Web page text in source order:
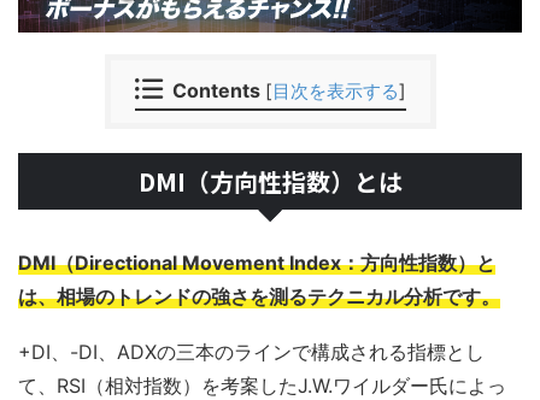
Contents [目次を表示する]
DMI（方向性指数）とは
DMI（Directional Movement Index：方向性指数）と
は、相場のトレンドの強さを測るテクニカル分析です。
+DI、-DI、ADXの三本のラインで構成される指標とし
て、RSI（相対指数）を考案したJ.W.ワイルダー氏によっ